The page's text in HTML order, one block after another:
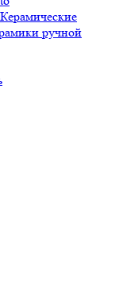
Керамические
ручной